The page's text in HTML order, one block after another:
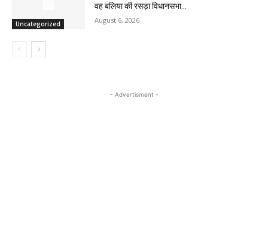
Uncategorized
वह बलिया की रसड़ा विधानसभा...
August 6, 2026
- Advertisment -